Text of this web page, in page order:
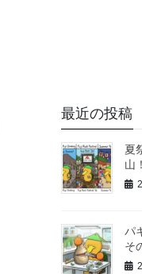
最近の投稿
夏
山
パ
そ